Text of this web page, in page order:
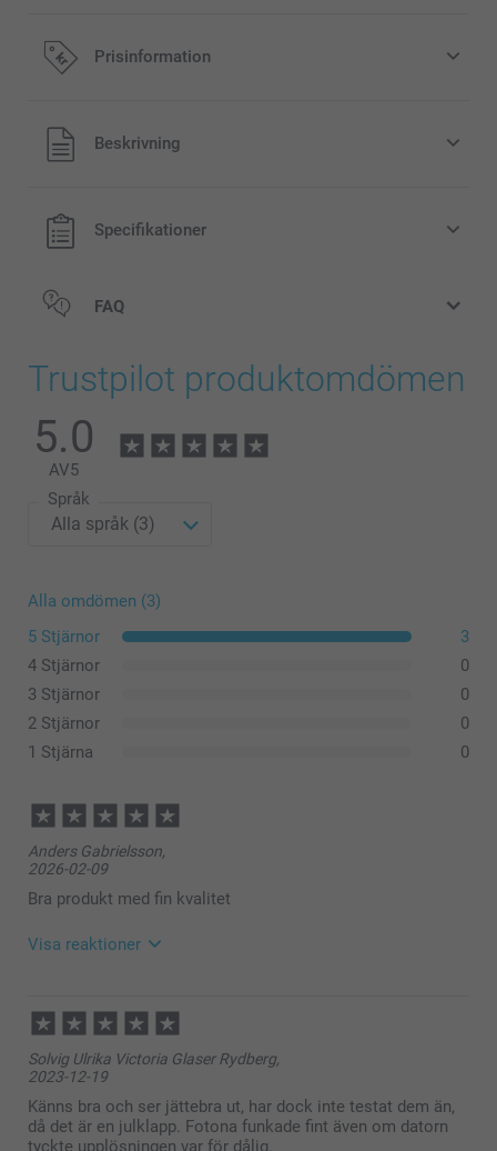
Prisinformation
Alla priser är i svenska kronor (SEK), inklusive moms och
exklusive porto.
Beskrivning
Specifikationer
FAQ
Trustpilot produktomdömen
5.0
AV5
Språk
Alla omdömen (3)
5 Stjärnor
3
4 Stjärnor
0
3 Stjärnor
0
2 Stjärnor
0
1 Stjärna
0
Anders Gabrielsson,
2026-02-09
Bra produkt med fin kvalitet
Visa reaktioner
15:20
Hej Anders,
Stort tack för dina ⭐️⭐️⭐️⭐️⭐️ och omdöme, kul att du
är nöjd med dina grytunderlägg, vi hoppas du har
glädje av dem under lång tid framöver!
Vi önskar dig en fin dag!
Varma hälsningar,
Solvig Ulrika Victoria Glaser Rydberg,
2023-12-19
Känns bra och ser jättebra ut, har dock inte testat dem än,
då det är en julklapp. Fotona funkade fint även om datorn